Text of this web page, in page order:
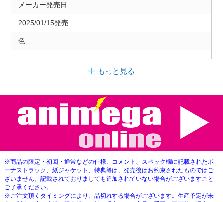
メーカー発売日
2025/01/15発売
色
もっと見る
※商品の限定・初回・通常などの仕様、コメント、スペック欄に記載されたボ
ーナストラック、紙ジャケット、特典等は、発売後はお約束されたものではご
ざいません。記載されておりましても追加されていない場合がございますこと
ご了承ください。
※ご注文頂くタイミングにより、品切れする場合がございます。生産予定が未